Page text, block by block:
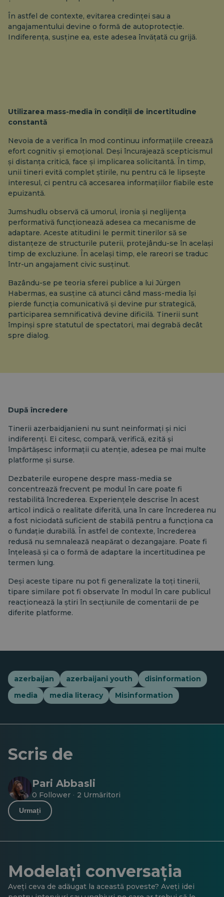
În astfel de contexte, evitarea credinței sau a
angajamentului devine o formă de autoprotecție.
Indiferența, susține ea, este adesea învățată cu grijă.
Utilizarea mass-media în condiții de incertitudine
constantă
Nevoia de a verifica în mod continuu informațiile creează
efort cognitiv și emoțional. Deși încurajează scepticismul
și distanța critică, face și implicarea solicitantă. În timp,
unii tineri evită complet știrile, nu pentru că le lipsește
interesul, ci pentru că accesarea informațiilor fiabile este
epuizantă.
Jumshudlu observă că umorul, ironia și neglijența
performativă funcționează adesea ca mecanisme de
adaptare. Aceste atitudini le permit tinerilor să se
distanțeze de structurile puterii, protejându-se în același
timp de excluziune. În același timp, ele rareori se traduc
într-un angajament civic susținut.
Bazându-se pe teoria sferei publice a lui Jürgen
Habermas, ea susține că atunci când mass-media își
pierde funcția comunicativă și devine pur strategică,
participarea semnificativă devine dificilă. Tinerii sunt
împinși spre statutul de spectatori, mai degrabă decât
spre dialog.
După încredere
Tinerii azerbaidjanieni nu sunt neinformați și nici
indiferenți. Ei citesc, compară, verifică, ezită și
împărtășesc informații cu atenție, adesea pe mai multe
platforme și surse.
Dezbaterile europene despre mass-media se
concentrează frecvent pe modul în care poate fi
restabilită încrederea. Experiențele descrise în acest
articol indică o realitate diferită, una în care încrederea nu
a fost niciodată suficient de stabilă pentru a funcționa ca
o fundație durabilă. În astfel de contexte, încrederea
redusă nu semnalează neapărat o dezangajare. Poate fi
înțeleasă și ca o formă de adaptare la incertitudinea pe
termen lung.
Deși aceste tipare nu pot fi generalizate la toți tinerii,
tipare similare pot fi observate în modul în care publicul
reacționează la știri în secțiunile de comentarii de pe
diferite platforme.
azerbaijan azerbaijani youth
disinformation
media
media literacy Misinformation
Scris de
Pari Abbasli
0 Follower · 2 Urmăritori
Urmați
Modelați conversația
Aveți ceva de adăugat la această poveste? Aveți idei